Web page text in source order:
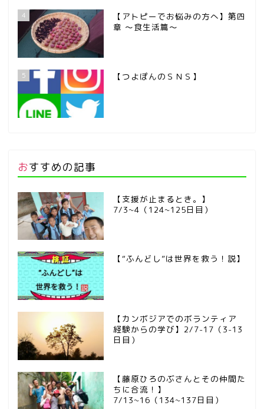
4
【アトピーでお悩みの方へ】第四
章 ～食生活篇～
5 【つよぽんのＳＮＳ】
おすすめの記事
【支援が止まるとき。】
7/3~4（124~125日目）
【“ふんどし”は世界を救う！説】
【カンボジアでのボランティア
経験からの学び】2/7-17（3-13
日目）
【藤原ひろのぶさんとその仲間た
ちに合流！】
7/13~16（134~137日目）